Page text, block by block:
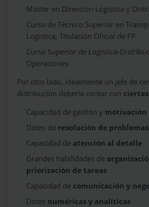
Máster en Dirección Logística y
Curso de Técnico Superior en
Logística, Titulación Oficial de FP
Curso Superior de Logística-
Operaciones
Por otro lado, idealmente un jefe de
distribución debería contar con
Capacidad de gestión y motivación
Dotes de resolución de problemas
Capacidad de atención al detalle
Grandes habilidades de
priorización de tareas
Capacidad de comunicación y
Dotes numéricas y analíticas